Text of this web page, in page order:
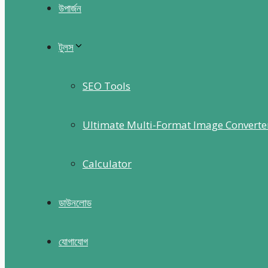
উপার্জন
টুলস
SEO Tools
Ultimate Multi-Format Image
Calculator
ডাউনলোড
যোগাযোগ